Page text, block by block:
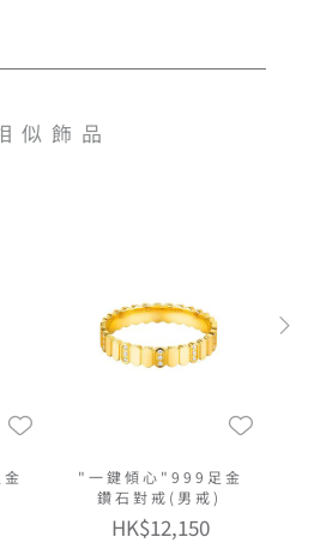
似飾品
"一鍵傾心"999足金
鑽石對戒(男戒)
HK$12,150